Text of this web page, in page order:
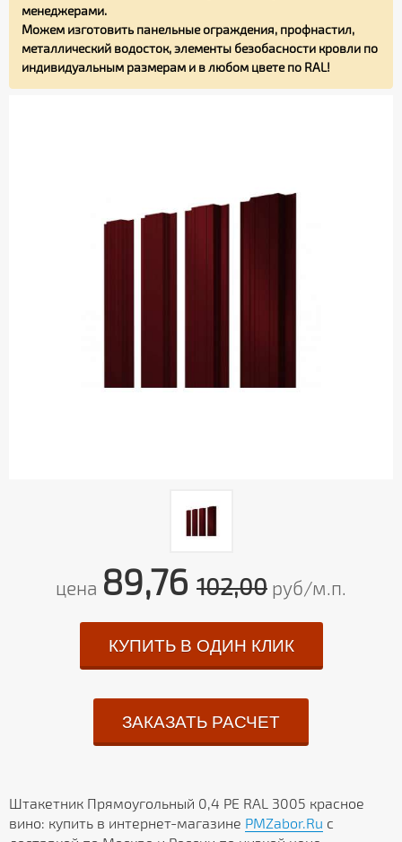
менеджерами.
Можем изготовить панельные ограждения, профнастил,
металлический водосток, элементы безобасности кровли по
индивидуальным размерам и в любом цвете по RAL!
цена 89,76 102,00 руб/м.п.
КУПИТЬ В ОДИН КЛИК
ЗАКАЗАТЬ РАСЧЕТ
Штакетник Прямоугольный 0,4 PE RAL 3005 красное
вино: купить в интернет-магазине PMZabor.Ru с